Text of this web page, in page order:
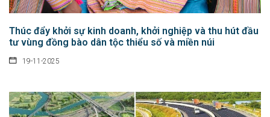
Thúc đẩy khởi sự kinh doanh, khởi nghiệp và thu hút đầu
tư vùng đồng bào dân tộc thiểu số và miền núi
19-11-2025